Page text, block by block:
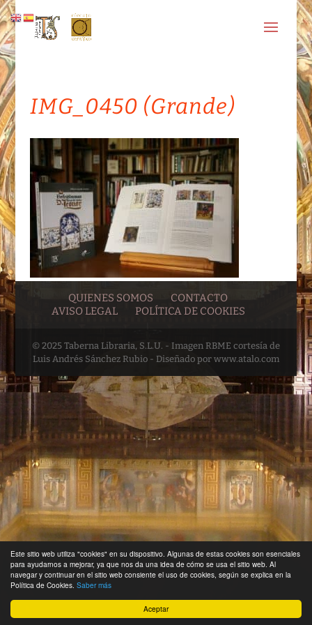
Aceptar
Este sitio web utiliza "cookies" en su dispositivo. Algunas de estas cookies son esenciales
para ayudarnos a mejorar, ya que nos da una idea de cómo se usa el sitio web. Al
navegar y continuar en el sitio web consiente el uso de cookies, según se explica en la
Política de Cookies. Saber más
IMG_0450 (Grande)
QUIENES SOMOS
CONTACTO
AVISO LEGAL
POLÍTICA DE COOKIES
© 2025 Taberna Libraria, S.L.U. - Imagen RBME cortesía de
Luis Andrés Sánchez Rubio - Diseñado por www.atalo.com